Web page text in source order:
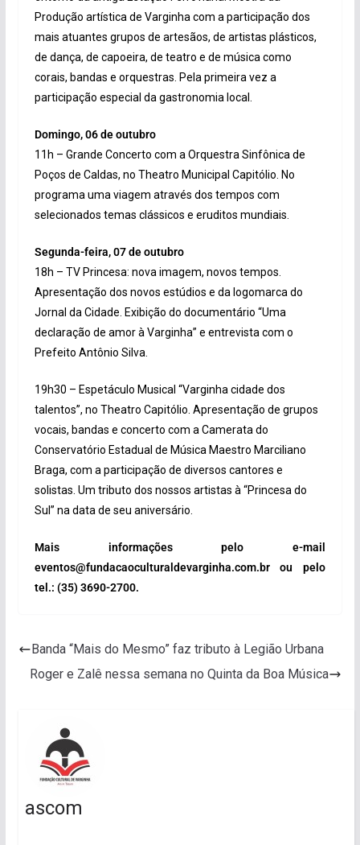
Produção artística de Varginha com a participação dos
mais atuantes grupos de artesãos, de artistas plásticos,
de dança, de capoeira, de teatro e de música como
corais, bandas e orquestras. Pela primeira vez a
participação especial da gastronomia local.
Domingo, 06 de outubro
11h – Grande Concerto com a Orquestra Sinfônica de
Poços de Caldas, no Theatro Municipal Capitólio. No
programa uma viagem através dos tempos com
selecionados temas clássicos e eruditos mundiais.
Segunda-feira, 07 de outubro
18h – TV Princesa: nova imagem, novos tempos.
Apresentação dos novos estúdios e da logomarca do
Jornal da Cidade. Exibição do documentário “Uma
declaração de amor à Varginha” e entrevista com o
Prefeito Antônio Silva.
19h30 – Espetáculo Musical “Varginha cidade dos
talentos”, no Theatro Capitólio. Apresentação de grupos
vocais, bandas e concerto com a Camerata do
Conservatório Estadual de Música Maestro Marciliano
Braga, com a participação de diversos cantores e
solistas. Um tributo dos nossos artistas à “Princesa do
Sul” na data de seu aniversário.
Mais informações pelo e-mail
eventos@fundacaoculturaldevarginha.com.br ou pelo
tel.: (35) 3690-2700.
Banda “Mais do Mesmo” faz tributo à Legião Urbana
Roger e Zalê nessa semana no Quinta da Boa Música
ascom